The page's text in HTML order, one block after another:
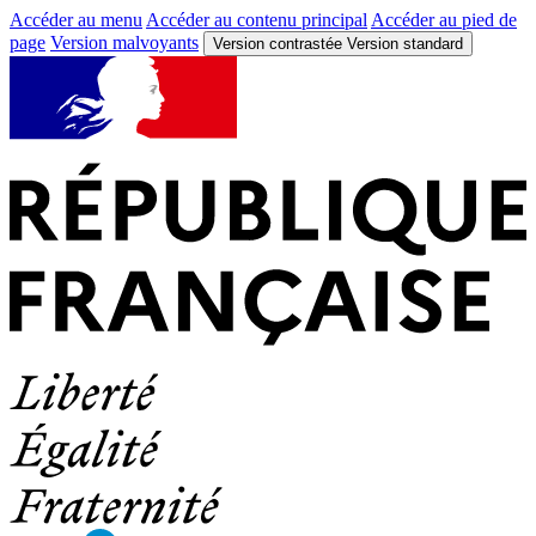
Accéder au menu Accéder au contenu principal Accéder au pied de
page Version malvoyants Version contrastée Version standard